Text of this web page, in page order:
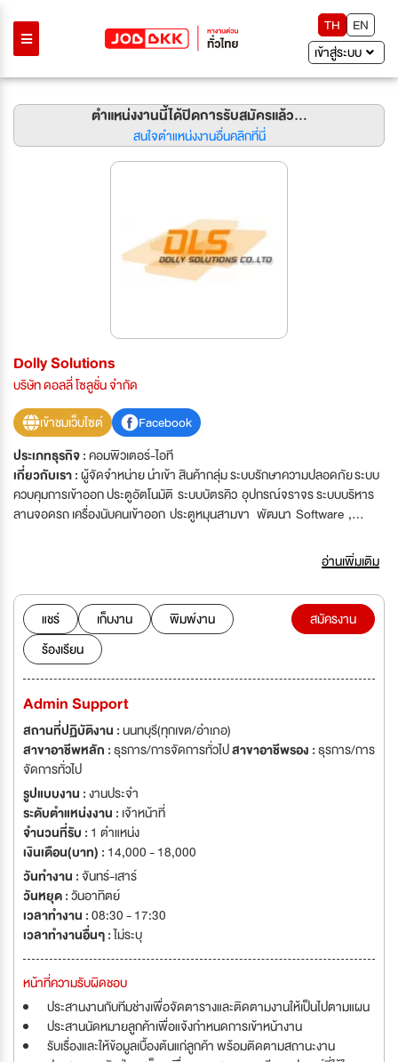
TH
EN
เข้าสู่ระบบ
ตำแหน่งงานนี้ได้ปิดการรับสมัครแล้ว...
สนใจตำแหน่งงานอื่นคลิกที่นี่
Dolly Solutions
บริษัท ดอลลี่ โซลูชั่น จำกัด
เข้าชมเว็บไซต์
Facebook
ประเภทธุรกิจ :คอมพิวเตอร์-ไอที
เกี่ยวกับเรา :ผู้จัดจำหน่าย นำเข้า สินค้ากลุ่ม ระบบรักษาความปลอดภัย ระบบ
ควบคุมการเข้าออก ประตูอัตโนมัติ ระบบบัตรคิว อุปกรณ์จราจร ระบบบริหาร
ลานจอดรถ เครื่องนับคนเข้าออก ประตูหมุนสามขา พัฒนา Software ,
อ่านเพิ่มเติม
แชร์ เก็บงาน
พิมพ์งาน
ร้องเรียน
สมัครงาน
Admin Support
สถานที่ปฏิบัติงาน :นนทบุรี(ทุกเขต/อำเภอ)
สาขาอาชีพหลัก :ธุรการ/การจัดการทั่วไปสาขาอาชีพรอง :ธุรการ/การ
จัดการทั่วไป
รูปแบบงาน :งานประจำ
ระดับตำแหน่งงาน : เจ้าหน้าที่
จำนวนที่รับ : 1 ตำแหน่ง
เงินเดือน(บาท) : 14,000 - 18,000
วันทำงาน :จันทร์-เสาร์
วันหยุด :วันอาทิตย์
เวลาทำงาน :08:30 - 17:30
เวลาทำงานอื่นๆ :ไม่ระบุ
หน้าที่ความรับผิดชอบ
ประสานงานกับทีมช่างเพื่อจัดตารางและติดตามงานให้เป็นไปตามแผน
ประสานนัดหมายลูกค้าเพื่อแจ้งกำหนดการเข้าหน้างาน
รับเรื่องและให้ข้อมูลเบื้องต้นแก่ลูกค้า พร้อมติดตามสถานะงาน